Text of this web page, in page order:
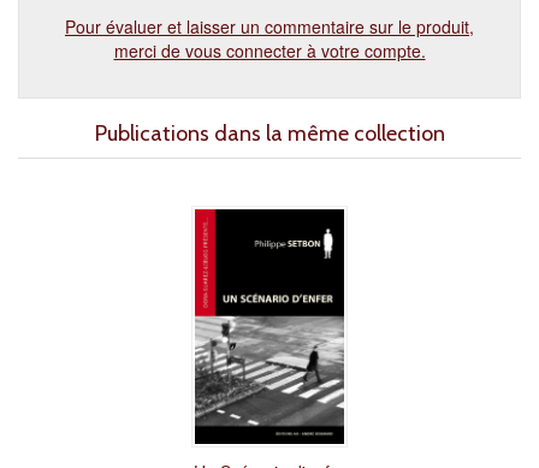
Pour évaluer et laisser un commentaire sur le produit,
merci de vous connecter à votre compte.
Publications dans la même collection